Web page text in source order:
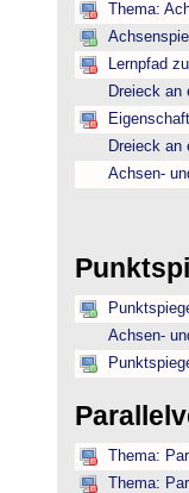
Thema:
Lernpfad
Dreieck an
Dreieck an
Achsen-
Achsen-
Thema:
Thema: